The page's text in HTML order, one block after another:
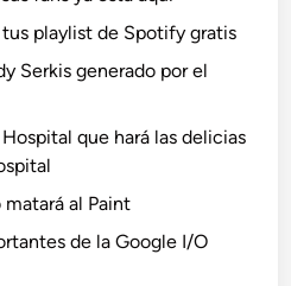
playlist de Spotify gratis
Serkis generado por el
que hará las delicias
al Paint
de la Google I/O